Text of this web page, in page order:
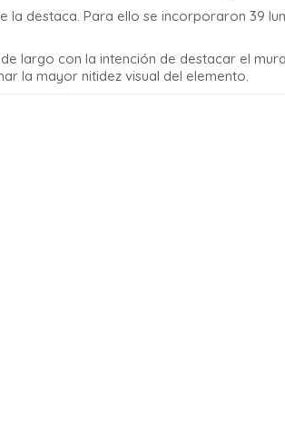
la destaca. Para ello se incorporaron 39
largo con la intención de destacar el
la mayor nitidez visual del elemento.